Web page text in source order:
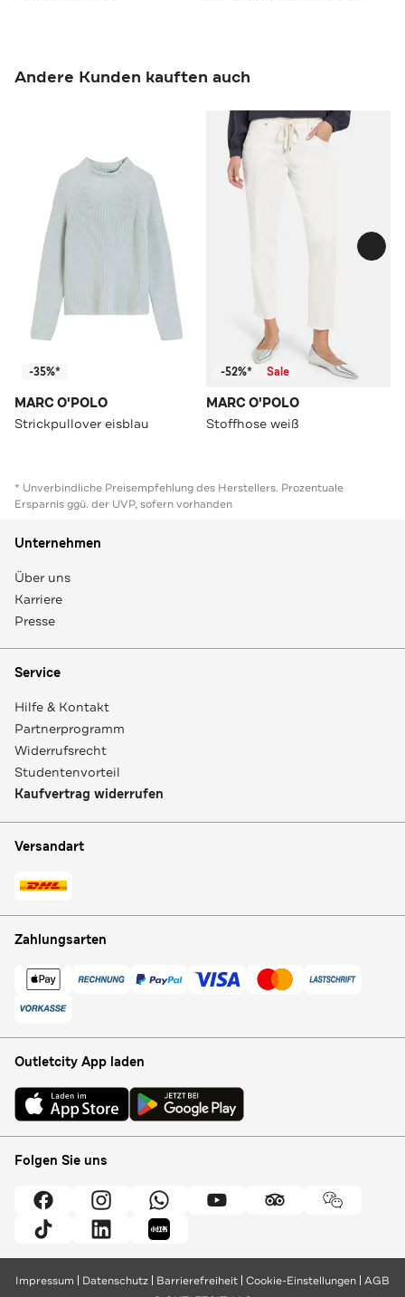
Andere Kunden kauften auch
-35%*
MARC O'POLO
Strickpullover eisblau
-52%* Sale
MARC O'POLO
Stoffhose weiß
* Unverbindliche Preisempfehlung des Herstellers. Prozentuale
Ersparnis ggü. der UVP, sofern vorhanden
Unternehmen
Über uns
Karriere
Presse
Service
Hilfe & Kontakt
Partnerprogramm
Widerrufsrecht
Studentenvorteil
Kaufvertrag widerrufen
Versandart
Zahlungsarten
Outletcity App laden
Folgen Sie uns
Impressum Datenschutz Barrierefreiheit Cookie-Einstellungen AGB